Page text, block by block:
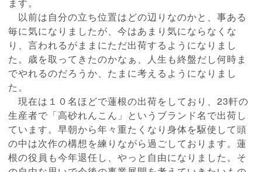
以前は自分の立ち位置はどの辺りなのかと、事ある
毎に気になりましたが、今はあまり気にならなくな
り、言われるがままにただ出荷するようになりまし
た。歳を取ってきたのかなぁ、人生も終盤だし何時ま
でやれるのだろうか、たまに考えるようになりまし
た。
現在は１０名ほどで蓮根の出荷をしており、23軒の
生産者で「高砂れんこん」というブランド名で出荷し
ています。早朝から年々重たくなり身体を駆使して頭
の中は次作の構想を練りながら過ごしております。蓮
根の役員も今年退任し、やっと自由になりました。そ